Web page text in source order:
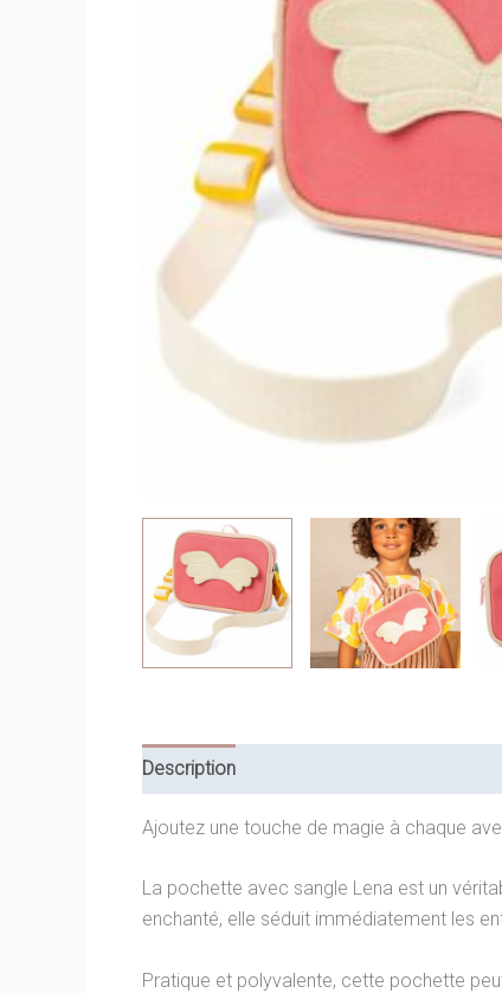
Description
Ajoutez une touche de magie à chaque
La pochette avec sangle Lena est un
enchanté, elle séduit immédiatement les
Pratique et polyvalente, cette pochette